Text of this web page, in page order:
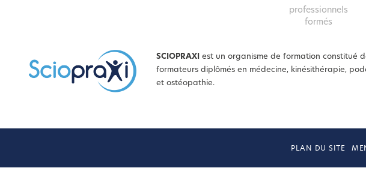
professionnels
formés
SCIOPRAXI
est un organisme de formation constitué
formateurs diplômés en médecine, kinésithérapie,
et ostéopathie.
PLAN DU SITE